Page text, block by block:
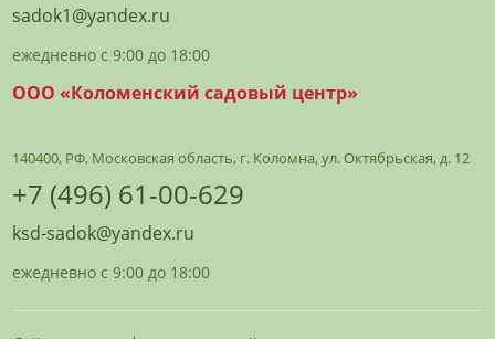
sadok1@yandex.ru
ежедневно с 9:00 до 18:00
ООО «Коломенский садовый центр»
140400, РФ, Московская область, г. Коломна, ул. Октябрьская, д. 12
+7 (496) 61-00-629
ksd-sadok@yandex.ru
ежедневно с 9:00 до 18:00